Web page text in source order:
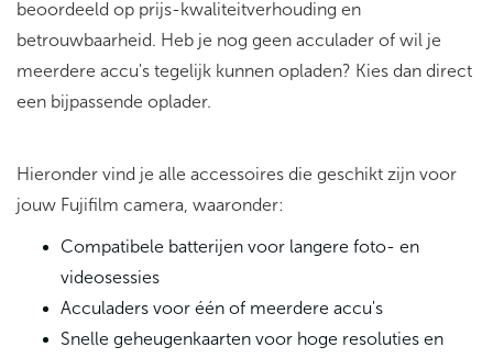
beoordeeld op prijs-kwaliteitverhouding en
betrouwbaarheid. Heb je nog geen acculader of wil je
meerdere accu's tegelijk kunnen opladen? Kies dan direct
een bijpassende oplader.
Hieronder vind je alle accessoires die geschikt zijn voor
jouw Fujifilm camera, waaronder:
Compatibele batterijen voor langere foto- en
videosessies
Acculaders voor één of meerdere accu's
Snelle geheugenkaarten voor hoge resoluties en